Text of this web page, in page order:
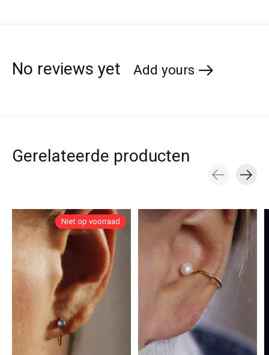
No reviews yet Add yours
Gerelateerde producten
Niet op voorraad